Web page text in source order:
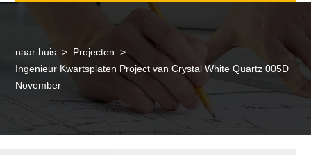
naar huis > Projecten >
Ingenieur Kwartsplaten Project van Crystal White Quartz 005D
November